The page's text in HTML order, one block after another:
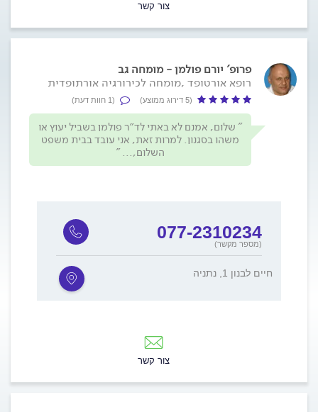
צור קשר
פרופ' יורם פולמן - מומחה גב
רופא אורטופד ,מומחה לכירורגיה אורתופדית
(5 דירוג ממוצע) (1 חוות דעת)
שלום, אמנם לא באתי לד״ר פולמן בשביל יעוץ או
משהו בסגנון. למרות זאת, אני עובד בבית משפט
השלום,...
077-2310234
(מספר מקשר)
חיים לבנון 1, נתניה
צור קשר